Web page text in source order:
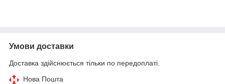
Умови доставки
Доставка здійснюється тільки по передоплаті.
Нова Пошта